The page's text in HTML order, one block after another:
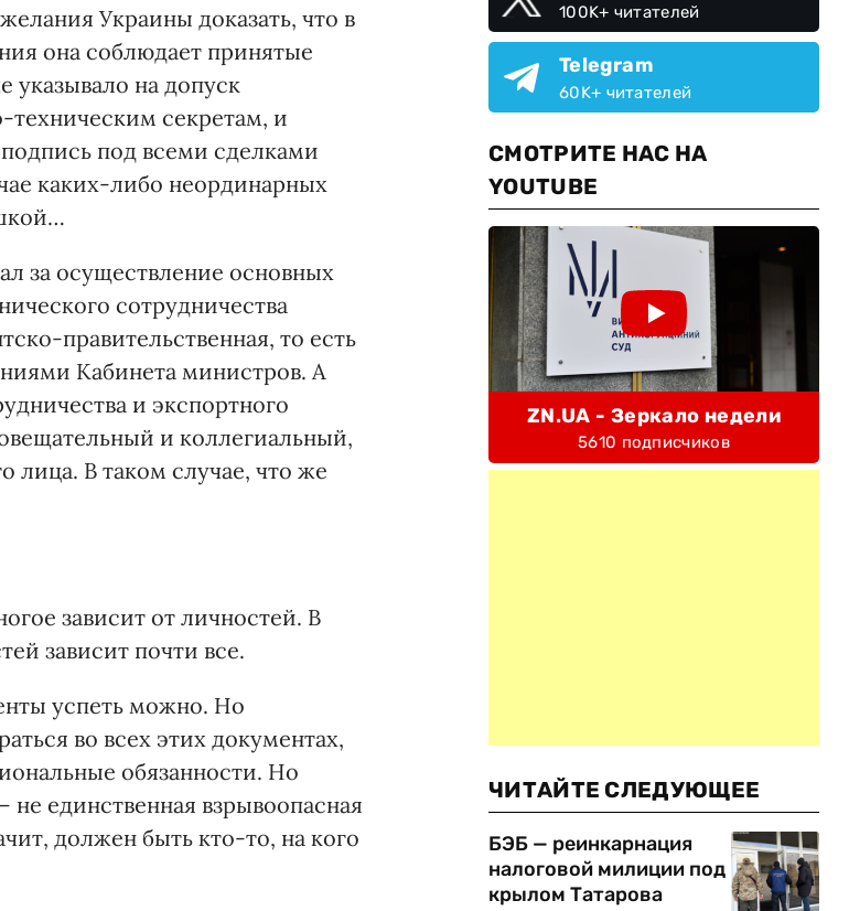
Украины доказать, что в
она соблюдает принятые
на допуск
секретам, и
под всеми сделками
каких-либо неординарных
за осуществление основных
сотрудничества
правительственная, то есть
Кабинета министров. А
и экспортного
и коллегиальный,
лица. В таком случае, что же
зависит от личностей. В
зависит почти все.
успеть можно. Но
во всех этих документах,
обязанности. Но
единственная взрывоопасная
должен быть кто-то, на кого
100K+ читателей
Telegram
60K+ читателей
СМОТРИТЕ НАС НА
YOUTUBE
ZN.UA - Зеркало недели
5610 подписчиков
ЧИТАЙТЕ СЛЕДУЮЩЕЕ
БЭБ — реинкарнация
налоговой милиции под
крылом Татарова